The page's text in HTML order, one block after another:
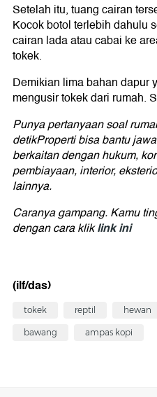
Setelah itu, tuang cairan
Kocok botol terlebih dahulu
cairan lada atau cabai ke
tokek.
Demikian lima bahan dapur
mengusir tokek dari rumah.
Punya pertanyaan soal
detikProperti bisa bantu
berkaitan dengan hukum,
pembiayaan, interior,
lainnya.
Caranya gampang. Kamu
dengan cara kliklink ini
(ilf/das)
tokek reptil hewan
bawang ampas kopi